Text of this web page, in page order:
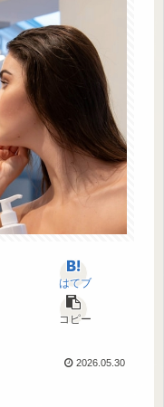
はてブ
コピー
2026.05.30